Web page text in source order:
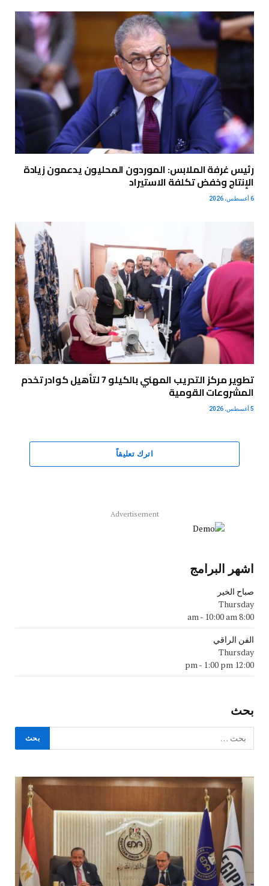
رئيس غرفة الملابس: الموردون المحليون يدعمون زيادة
الإنتاج وخفض تكلفة الاستيراد
6 أغسطس، 2026
تطوير مركز التدريب المهني بالكيلو 7 لتأهيل كوادر تخدم
المشروعات القومية
5 أغسطس، 2026
اترك تعليقاً
Advertisement
اشهر البرامج
صباح الخير
Thursday
8:00 am
- 10:00 am
الفن الراقي
Thursday
12:00 pm
- 1:00 pm
بحث